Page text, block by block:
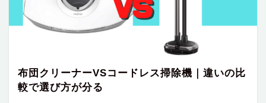
布団クリーナーVSコードレス掃除機｜違いの比
較で選び方が分る